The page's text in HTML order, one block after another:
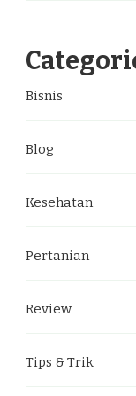
Bisnis
Blog
Kesehatan
Pertanian
Review
Tips & Trik